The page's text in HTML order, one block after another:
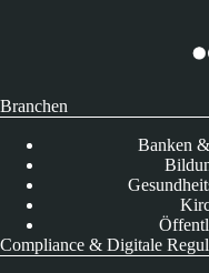
Branchen
Banken
Compliance & Digitale